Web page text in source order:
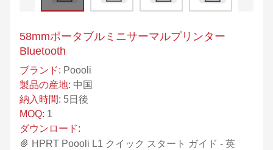
58mmポータブルミニサーマルプリンター
Bluetooth
ブランド: Poooli
製品の産地: 中国
納入時間: 5日後
MOQ: 1
ダウンロード:
HPRT Poooli L1 クイック スタート ガイド - 英